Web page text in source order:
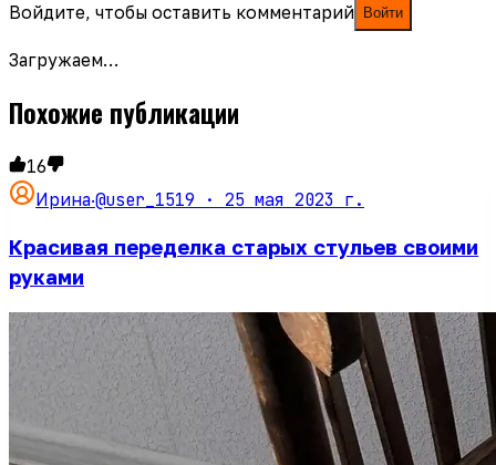
Войдите, чтобы оставить комментарий Войти
Загружаем…
Похожие публикации
16
Ирина·@user_1519 · 25 мая 2023 г.
Красивая переделка старых стульев своими
руками